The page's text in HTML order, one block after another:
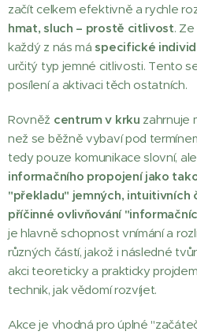
začít celkem efektivně a rychle
hmat, sluch – prostě citlivost.
každý z nás má specifické
určitý typ jemné citlivosti. Tento
posílení a aktivaci těch ostatních.
Rovněž centrum v krku zahrnuje
než se běžně vybaví pod
tedy pouze komunikace slovní,
informačního propojení jako
"překladu" jemných, intuitivních
příčinné ovlivňování
je hlavně schopnost vnímání a
různých částí, jakož i následné
akci teoreticky a prakticky
technik, jak vědomí rozvíjet.
Akce je vhodná pro úplné